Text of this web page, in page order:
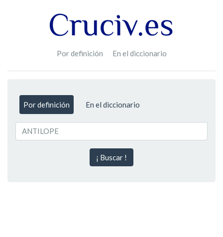
Por definición En el diccionario
Por definición En el diccionario
¡ Buscar !